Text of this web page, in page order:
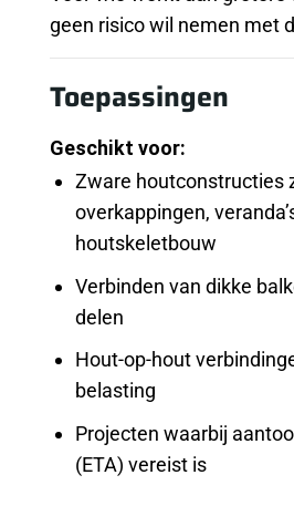
geen risico wil nemen met
Toepassingen
Geschikt voor:
Zware houtconstructies
overkappingen,
houtskeletbouw
Verbinden van dikke
delen
Hout-op-hout
belasting
Projecten waarbij
(ETA) vereist is